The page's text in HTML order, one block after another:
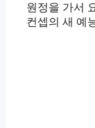
원정을 가서
컨셉의 새 예